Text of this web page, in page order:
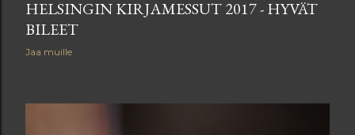
HELSINGIN KIRJAMESSUT 2017 - HYVÄT
BILEET
Jaa muille